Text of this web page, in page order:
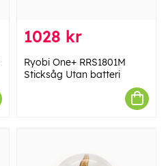
1028 kr
Ryobi One+ RRS1801M
Sticksåg Utan batteri